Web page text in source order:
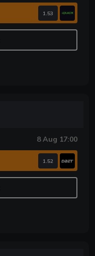
1.53
8 Aug 17:00
1.52